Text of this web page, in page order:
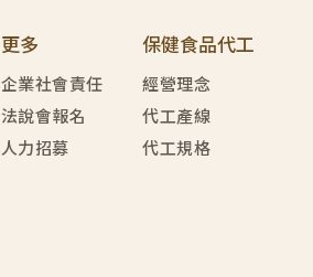
更多
企業社會責任
法說會報名
人力招募
保健食品代工
經營理念
代工產線
代工規格